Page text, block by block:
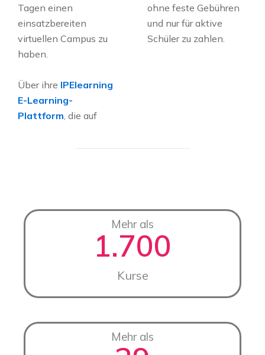
Tagen einen
einsatzbereiten
virtuellen Campus zu
haben.
Über ihre IPElearning
E-Learning-
Plattform , die auf
ohne feste Gebühren
und nur für aktive
Schüler zu zahlen.
Mehr als
Kurse
1.700
Mehr als